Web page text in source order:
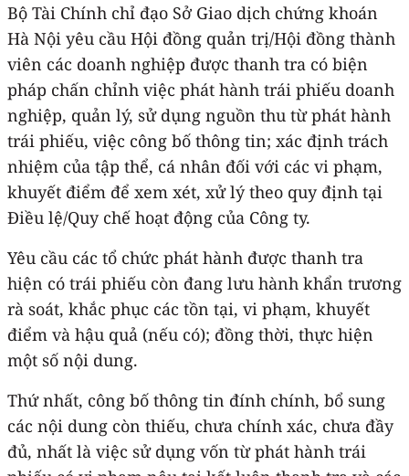
Bộ Tài Chính chỉ đạo Sở Giao dịch chứng khoán
Hà Nội yêu cầu Hội đồng quản trị/Hội đồng thành
viên các doanh nghiệp được thanh tra có biện
pháp chấn chỉnh việc phát hành trái phiếu doanh
nghiệp, quản lý, sử dụng nguồn thu từ phát hành
trái phiếu, việc công bố thông tin; xác định trách
nhiệm của tập thể, cá nhân đối với các vi phạm,
khuyết điểm để xem xét, xử lý theo quy định tại
Điều lệ/Quy chế hoạt động của Công ty.
Yêu cầu các tổ chức phát hành được thanh tra
hiện có trái phiếu còn đang lưu hành khẩn trương
rà soát, khắc phục các tồn tại, vi phạm, khuyết
điểm và hậu quả (nếu có); đồng thời, thực hiện
một số nội dung.
Thứ nhất, công bố thông tin đính chính, bổ sung
các nội dung còn thiếu, chưa chính xác, chưa đầy
đủ, nhất là việc sử dụng vốn từ phát hành trái